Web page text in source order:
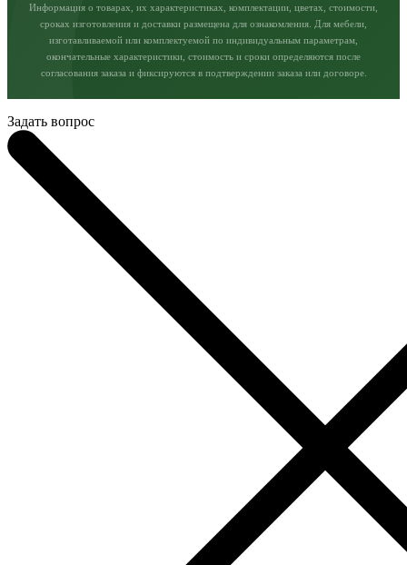
Информация о товарах, их характеристиках, комплектации, цветах, стоимости,
сроках изготовления и доставки размещена для ознакомления. Для мебели,
изготавливаемой или комплектуемой по индивидуальным параметрам,
окончательные характеристики, стоимость и сроки определяются после
согласования заказа и фиксируются в подтверждении заказа или договоре.
Задать вопрос